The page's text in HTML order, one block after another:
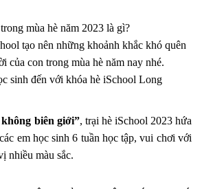
mùa hè năm 2023 là gì?
tạo nên những khoảnh khắc khó quên
của con trong mùa hè năm nay nhé.
sinh đến với khóa hè iSchool Long
biên giới”, trại hè iSchool 2023 hứa
em học sinh 6 tuần học tập, vui chơi với
nhiều màu sắc.